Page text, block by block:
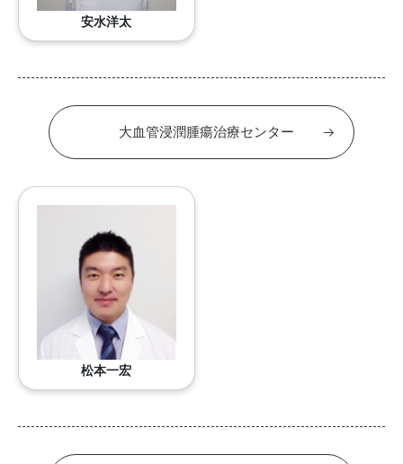
安水洋太
大血管浸潤腫瘍治療センター
松本一宏